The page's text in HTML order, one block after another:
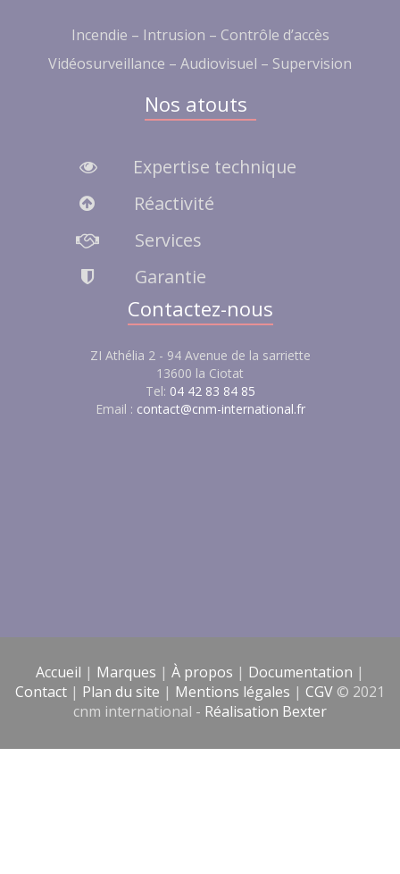
Incendie – Intrusion – Contrôle d’accès
Vidéosurveillance – Audiovisuel – Supervision
Nos atouts
Expertise technique
Réactivité
Services
Garantie
Contactez-nous
ZI Athélia 2 - 94 Avenue de la sarriette
13600 la Ciotat
Tel: 04 42 83 84 85
Email : contact@cnm-international.fr
Accueil | Marques | À propos | Documentation |
Contact | Plan du site | Mentions légales | CGV © 2021
cnm international - Réalisation Bexter